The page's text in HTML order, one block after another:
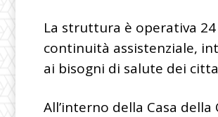
La struttura è operativa
continuità assistenziale,
ai bisogni di salute dei
All’interno della Casa